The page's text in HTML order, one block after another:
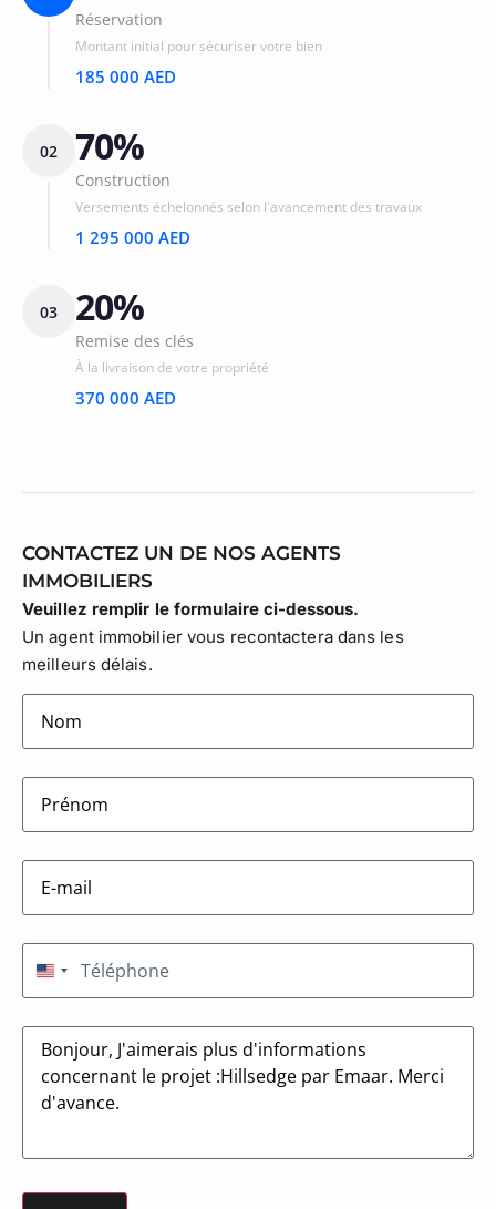
Réservation
Montant initial pour sécuriser votre bien
185 000 AED
02 70%
Construction
Versements échelonnés selon l'avancement des travaux
1 295 000 AED
03 20%
Remise des clés
À la livraison de votre propriété
370 000 AED
CONTACTEZ UN DE NOS AGENTS
IMMOBILIERS
Veuillez remplir le formulaire ci-dessous.
Un agent immobilier vous recontactera dans les
meilleurs délais.
lastname(Nécessaire)
firstname(Nécessaire)
E-
mail(Nécessaire)
Téléphone(Nécessaire)
États-Unis +1
Message